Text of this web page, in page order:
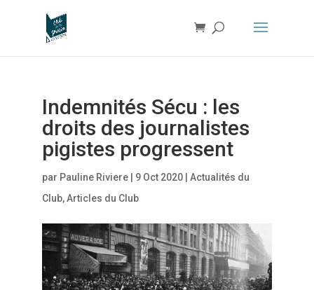
Indemnités Sécu : les
droits des journalistes
pigistes progressent
par Pauline Riviere| 9 Oct 2020| Actualités du
Club,Articles du Club